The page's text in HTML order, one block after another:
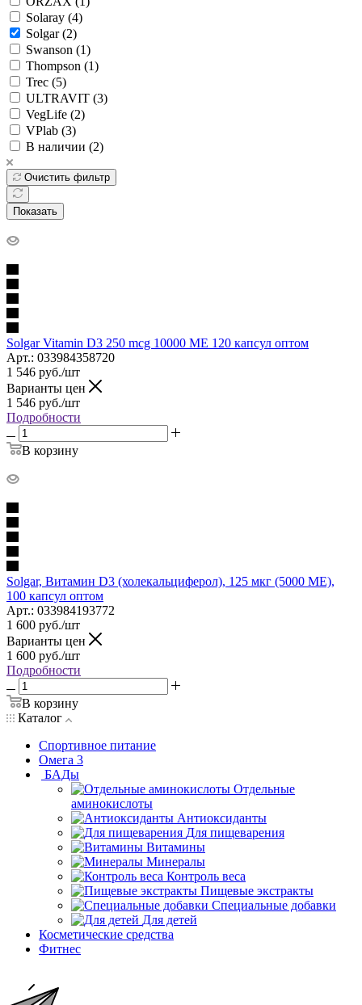
Solaray (4)
Solgar (2)
Swanson (1)
Thompson (1)
Trec (5)
ULTRAVIT (3)
VegLife (2)
VPlab (3)
В наличии (2)
Очистить фильтр
Показать
Solgar Vitamin D3 250 mcg 10000 МЕ 120 капсул оптом
Арт.: 033984358720
1 546 руб./шт
Варианты цен
1 546 руб./шт
Подробности
В корзину
Solgar, Витамин D3 (холекальциферол), 125 мкг (5000 МЕ),
100 капсул оптом
Арт.: 033984193772
1 600 руб./шт
Варианты цен
1 600 руб./шт
Подробности
В корзину
Каталог
Спортивное питание
Омега 3
БАДы
Отдельные
аминокислоты
Антиоксиданты
Для пищеварения
Витамины
Минералы
Контроль веса
Пищевые экстракты
Специальные добавки
Для детей
Косметические средства
Фитнес